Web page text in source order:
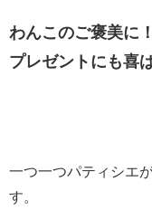
わんこのご褒美に！
プレゼントにも喜
一つ一つパティシエ
す。